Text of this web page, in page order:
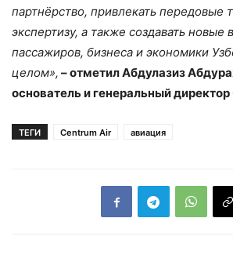
партнёрство, привлекать передовые
экспертизу, а также создавать
пассажиров, бизнеса и экономики
целом», – отметил Абдулазиз
основатель и генеральный
ТЕГИ Centrum Air авиация